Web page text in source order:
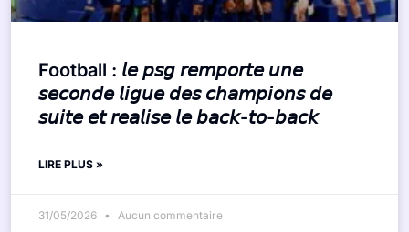
Football : 𝘭𝘦 𝘱𝘴𝘨 𝘳𝘦𝘮𝘱𝘰𝘳𝘵𝘦 𝘶𝘯𝘦
𝘴𝘦𝘤𝘰𝘯𝘥𝘦 𝘭𝘪𝘨𝘶𝘦 𝘥𝘦𝘴 𝘤𝘩𝘢𝘮𝘱𝘪𝘰𝘯𝘴 𝘥𝘦
𝘴𝘶𝘪𝘵𝘦 𝘦𝘵 𝘳𝘦𝘢𝘭𝘪𝘴𝘦 𝘭𝘦 𝘣𝘢𝘤𝘬-𝘵𝘰-𝘣𝘢𝘤𝘬
LIRE PLUS »
31/05/2026 Aucun commentaire